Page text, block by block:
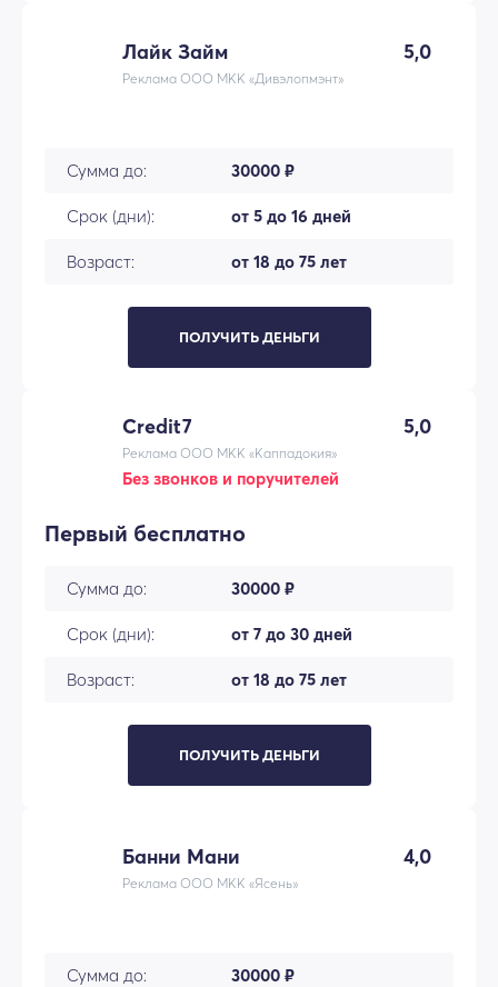
Лайк Займ 5,0
Реклама ООО МКК «Дивэлопмэнт»
Сумма до: 30000 ₽
Срок (дни): от 5 до 16 дней
Возраст: от 18 до 75 лет
ПОЛУЧИТЬ ДЕНЬГИ
Credit7 5,0
Реклама ООО МКК «Каппадокия»
Без звонков и поручителей
Первый бесплатно
Сумма до: 30000 ₽
Срок (дни): от 7 до 30 дней
Возраст: от 18 до 75 лет
ПОЛУЧИТЬ ДЕНЬГИ
Банни Мани 4,0
Реклама ООО МКК «Ясень»
Сумма до: 30000 ₽